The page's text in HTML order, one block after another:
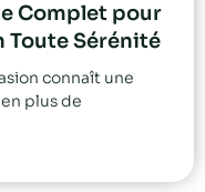
Complet pour
Toute Sérénité
connaît une
plus de